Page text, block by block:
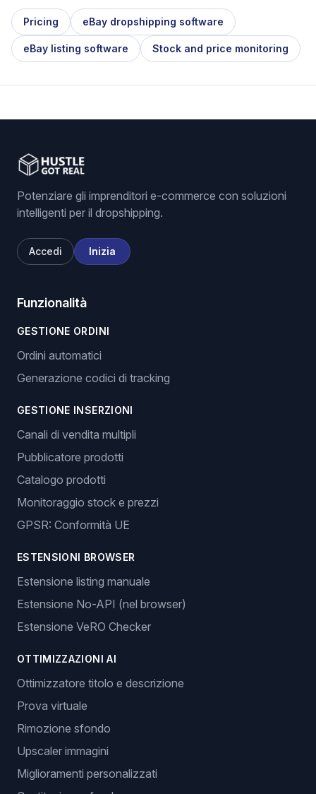
Pricing eBay dropshipping software
eBay listing software Stock and price monitoring
Potenziare gli imprenditori e-commerce con soluzioni
intelligenti per il dropshipping.
Accedi Inizia
Funzionalità
GESTIONE ORDINI
Ordini automatici
Generazione codici di tracking
GESTIONE INSERZIONI
Canali di vendita multipli
Pubblicatore prodotti
Catalogo prodotti
Monitoraggio stock e prezzi
GPSR: Conformità UE
ESTENSIONI BROWSER
Estensione listing manuale
Estensione No-API (nel browser)
Estensione VeRO Checker
OTTIMIZZAZIONI AI
Ottimizzatore titolo e descrizione
Prova virtuale
Rimozione sfondo
Upscaler immagini
Miglioramenti personalizzati